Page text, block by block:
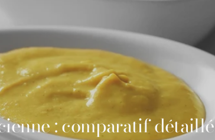
: comparatif détaillé